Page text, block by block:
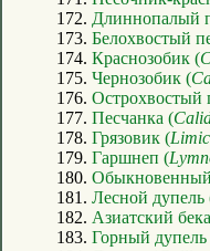
172. Длиннопалый
173. Белохвостый
174. Краснозобик (
175. Чернозобик (
176. Острохвостый
177. Песчанка (
178. Грязовик (
179. Гаршнеп (
180. Обыкновенный
181. Лесной дупель
182. Азиатский
183. Горный дупель